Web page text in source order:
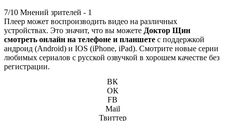
7/10 Мнений зрителей - 1
Плеер может воспроизводить видео на различных
устройствах. Это значит, что вы можете Доктор Щин
смотреть онлайн на телефоне и планшете с поддержкой
андроид (Android) и IOS (iPhone, iPad). Смотрите новые серии
любимых сериалов с русской озвучкой в хорошем качестве без
регистрации.
ВК
ОК
FB
Mail
Твиттер